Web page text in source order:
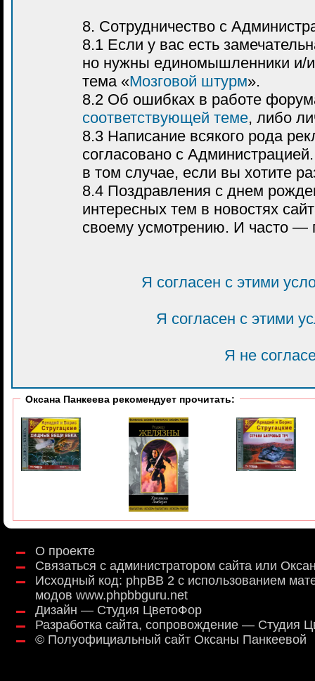
8. Сотрудничество с
8.1 Если у вас есть
но нужны единомышленники и/
тема «Мозговой штурм».
8.2 Об ошибках в работе
соответствующей теме, либо
8.3 Написание всякого рода
согласовано с
в том случае, если вы хотите
8.4 Поздравления с днем
интересных тем в новостях
своему усмотрению. И часто —
Я согласен с этими
Я согласен с этими
Я не
Оксана Панкеева рекомендует прочитать:
О проекте
Связаться с администратором сайта или
Исходный код: phpBB 2 с использованием
модов www.phpbbguru.net
Дизайн — Студия ЦветоФор
Разработка сайта, сопровождение — Студия
© Полуофициальный сайт Оксаны Панкеевой